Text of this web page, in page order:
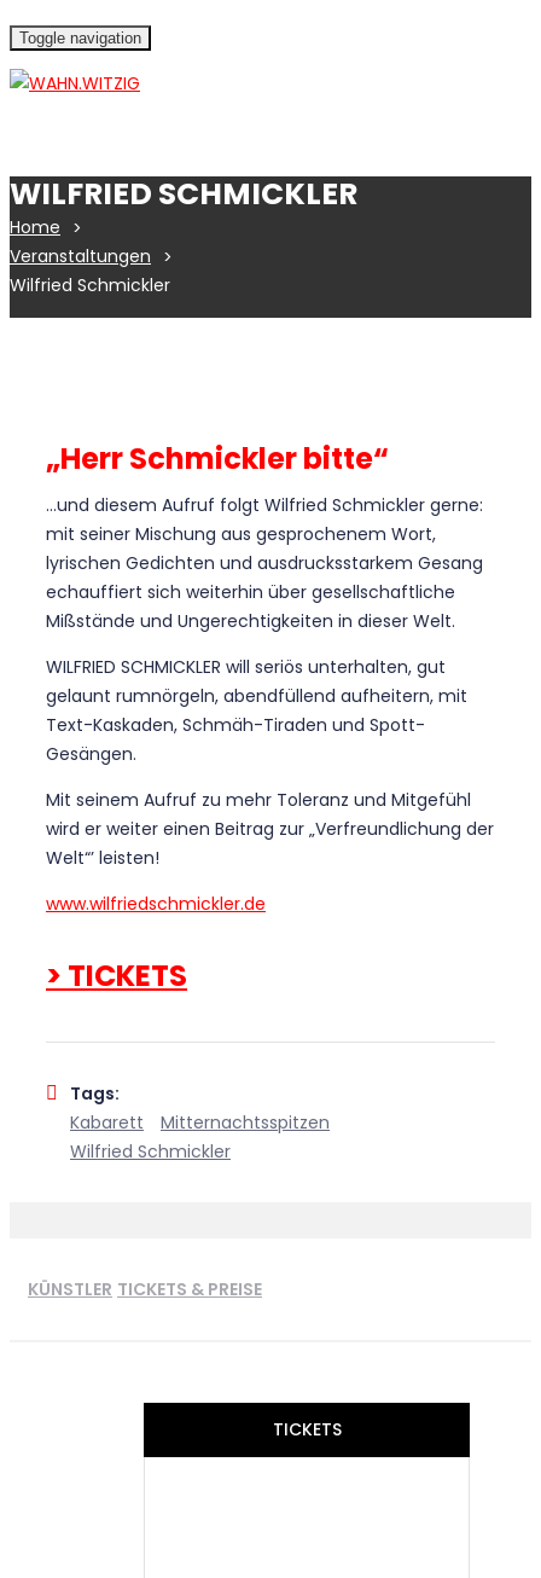
Toggle navigation
WILFRIED SCHMICKLER
Home
Veranstaltungen
Wilfried Schmickler
„Herr Schmickler bitte“
…und diesem Aufruf folgt Wilfried Schmickler gerne:
mit seiner Mischung aus gesprochenem Wort,
lyrischen Gedichten und ausdrucksstarkem Gesang
echauffiert sich weiterhin über gesellschaftliche
Mißstände und Ungerechtigkeiten in dieser Welt.
WILFRIED SCHMICKLER will seriös unterhalten, gut
gelaunt rumnörgeln, abendfüllend aufheitern, mit
Text-Kaskaden, Schmäh-Tiraden und Spott-
Gesängen.
Mit seinem Aufruf zu mehr Toleranz und Mitgefühl
wird er weiter einen Beitrag zur „Verfreundlichung der
Welt“’ leisten!
www.wilfriedschmickler.de
> TICKETS
Tags:
Kabarett
Mitternachtsspitzen
Wilfried Schmickler
KÜNSTLER TICKETS & PREISE
TICKETS